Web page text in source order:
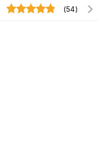
(54)